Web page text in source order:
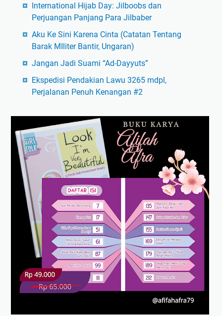
International Hijab Day: Jilboobs dan
Perjuangan Panjang Para Jilbaber
Aku Ke Sini Karena Cinta (Catatan Tentang
Barak MIliter Bantir, Ungaran)
Jangan Jadi Suami “Ad-Dayyuts”
Ekspedisi Pendakian Lawu 3265 mdpl,
Perjalanan Penuh Kenangan #2